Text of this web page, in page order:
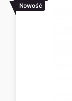
Nowość